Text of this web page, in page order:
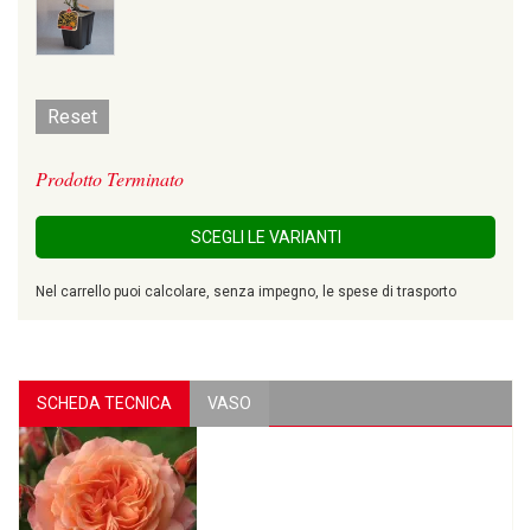
Reset
Prodotto Terminato
SCEGLI LE VARIANTI
Nel carrello puoi calcolare, senza impegno, le spese di trasporto
SCHEDA TECNICA VASO